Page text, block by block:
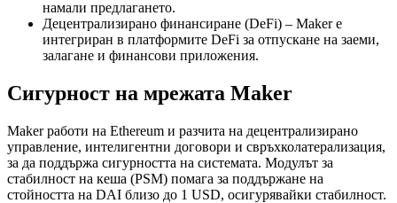
намали предлагането.
Децентрализирано финансиране (DeFi) – Maker е
интегриран в платформите DeFi за отпускане на заеми,
залагане и финансови приложения.
Сигурност на мрежата Maker
Maker работи на Ethereum и разчита на децентрализирано
управление, интелигентни договори и свръхколатерализация,
за да поддържа сигурността на системата. Модулът за
стабилност на кеша (PSM) помага за поддържане на
стойността на DAI близо до 1 USD, осигурявайки стабилност.